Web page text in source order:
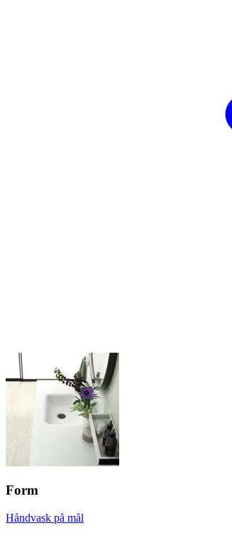
Form
Håndvask på mål